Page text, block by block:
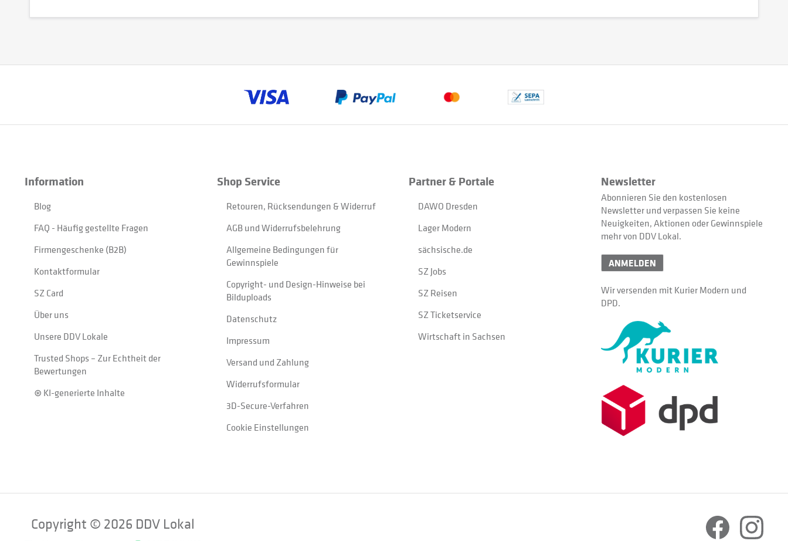
Information
Blog
FAQ - Häufig gestellte Fragen
Firmengeschenke (B2B)
Kontaktformular
SZ Card
Über uns
Unsere DDV Lokale
Trusted Shops – Zur Echtheit der
Bewertungen
⊛ KI-generierte Inhalte
Shop Service
Retouren, Rücksendungen & Widerruf
AGB und Widerrufsbelehrung
Allgemeine Bedingungen für
Gewinnspiele
Copyright- und Design-Hinweise bei
Bilduploads
Datenschutz
Impressum
Versand und Zahlung
Widerrufsformular
3D-Secure-Verfahren
Cookie Einstellungen
Partner & Portale
DAWO Dresden
Lager Modern
sächsische.de
SZ Jobs
SZ Reisen
SZ Ticketservice
Wirtschaft in Sachsen
Newsletter
Abonnieren Sie den kostenlosen
Newsletter und verpassen Sie keine
Neuigkeiten, Aktionen oder Gewinnspiele
mehr von DDV Lokal.
ANMELDEN
Wir versenden mit Kurier Modern und
DPD.
Copyright © 2026 DDV Lokal